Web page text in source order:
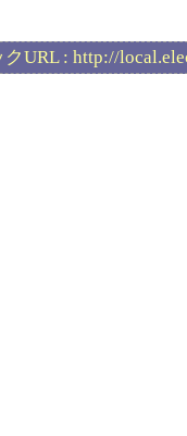
クURL : http://